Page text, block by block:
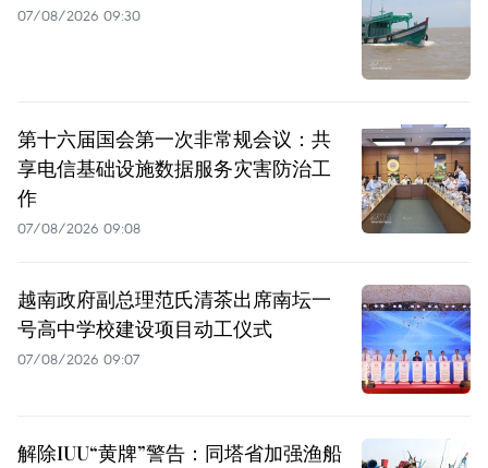
07/08/2026 09:30
第十六届国会第一次非常规会议：共
享电信基础设施数据服务灾害防治工
作
07/08/2026 09:08
越南政府副总理范氏清茶出席南坛一
号高中学校建设项目动工仪式
07/08/2026 09:07
解除IUU“黄牌”警告：同塔省加强渔船